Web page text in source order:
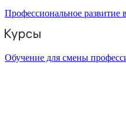
Профессиональное развитие
Обучение для смены